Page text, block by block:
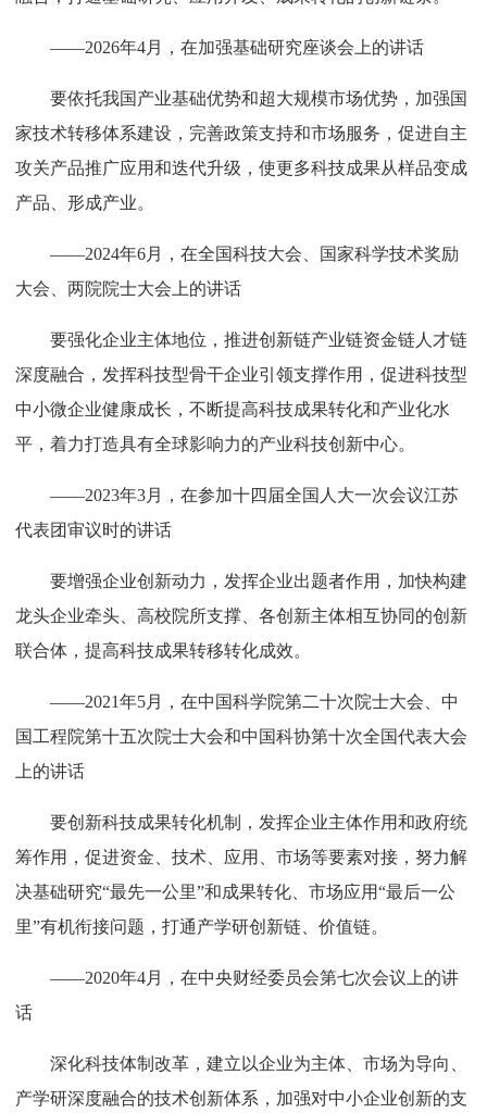
——2026年4月，在加强基础研究座谈会上的讲话
要依托我国产业基础优势和超大规模市场优势，加强国
家技术转移体系建设，完善政策支持和市场服务，促进自主
攻关产品推广应用和迭代升级，使更多科技成果从样品变成
产品、形成产业。
——2024年6月，在全国科技大会、国家科学技术奖励
大会、两院院士大会上的讲话
要强化企业主体地位，推进创新链产业链资金链人才链
深度融合，发挥科技型骨干企业引领支撑作用，促进科技型
中小微企业健康成长，不断提高科技成果转化和产业化水
平，着力打造具有全球影响力的产业科技创新中心。
——2023年3月，在参加十四届全国人大一次会议江苏
代表团审议时的讲话
要增强企业创新动力，发挥企业出题者作用，加快构建
龙头企业牵头、高校院所支撑、各创新主体相互协同的创新
联合体，提高科技成果转移转化成效。
——2021年5月，在中国科学院第二十次院士大会、中
国工程院第十五次院士大会和中国科协第十次全国代表大会
上的讲话
要创新科技成果转化机制，发挥企业主体作用和政府统
筹作用，促进资金、技术、应用、市场等要素对接，努力解
决基础研究“最先一公里”和成果转化、市场应用“最后一公
里”有机衔接问题，打通产学研创新链、价值链。
——2020年4月，在中央财经委员会第七次会议上的讲
话
深化科技体制改革，建立以企业为主体、市场为导向、
产学研深度融合的技术创新体系，加强对中小企业创新的支